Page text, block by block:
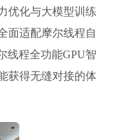
优化与大模型训练
面适配摩尔线程自
线程全功能GPU智
获得无缝对接的体